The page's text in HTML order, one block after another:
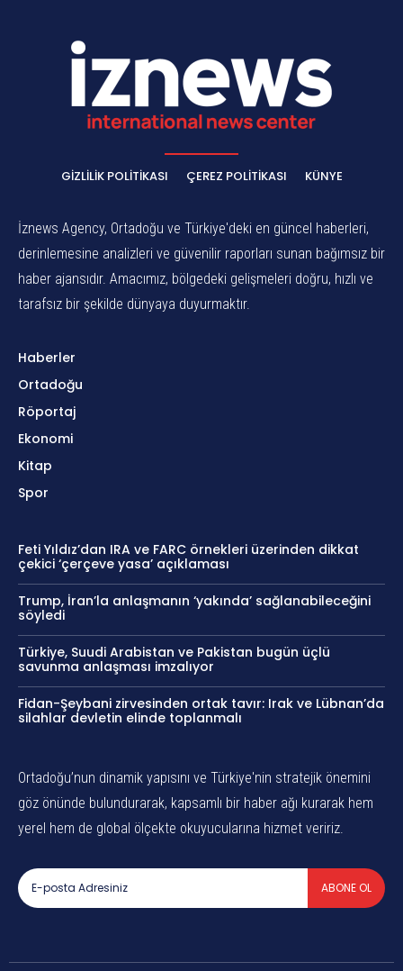
GIZLILIK POLITIKASI ÇEREZ POLITIKASI KÜNYE
İznews Agency, Ortadoğu ve Türkiye'deki en güncel haberleri,
derinlemesine analizleri ve güvenilir raporları sunan bağımsız bir
haber ajansıdır. Amacımız, bölgedeki gelişmeleri doğru, hızlı ve
tarafsız bir şekilde dünyaya duyurmaktır.
Haberler
Ortadoğu
Röportaj
Ekonomi
Kitap
Spor
Feti Yıldız’dan IRA ve FARC örnekleri üzerinden dikkat
çekici ‘çerçeve yasa’ açıklaması
Trump, İran’la anlaşmanın ‘yakında’ sağlanabileceğini
söyledi
Türkiye, Suudi Arabistan ve Pakistan bugün üçlü
savunma anlaşması imzalıyor
Fidan-Şeybani zirvesinden ortak tavır: Irak ve Lübnan’da
silahlar devletin elinde toplanmalı
Ortadoğu’nun dinamik yapısını ve Türkiye'nin stratejik önemini
göz önünde bulundurarak, kapsamlı bir haber ağı kurarak hem
yerel hem de global ölçekte okuyucularına hizmet veririz.
ABONE OL